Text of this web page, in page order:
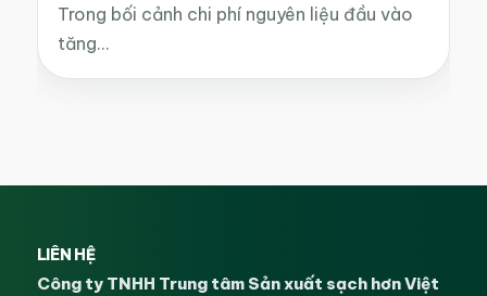
Trong bối cảnh chi phí nguyên liệu đầu vào
tăng…
LIÊN HỆ
Công ty TNHH Trung tâm Sản xuất sạch hơn Việt